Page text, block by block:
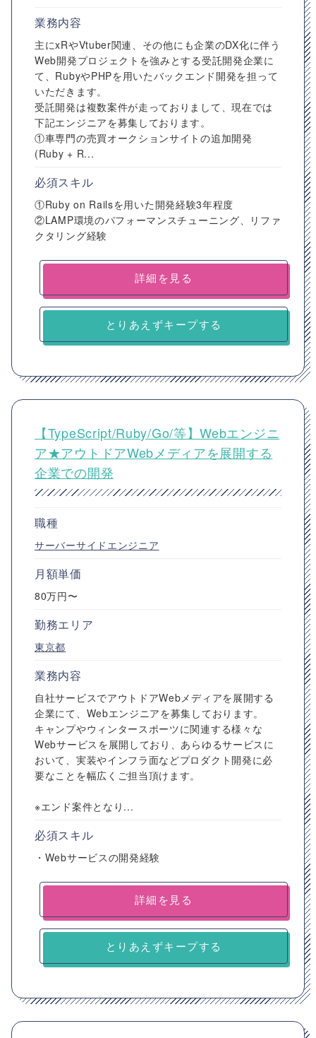
業務内容
主にxRやVtuber関連、その他にも企業のDX化に伴う
Web開発プロジェクトを強みとする受託開発企業に
て、RubyやPHPを用いたバックエンド開発を担って
いただきます。
受託開発は複数案件が走っておりまして、現在では
下記エンジニアを募集しております。
①車専門の売買オークションサイトの追加開発
(Ruby + R...
必須スキル
①Ruby on Railsを用いた開発経験3年程度
②LAMP環境のパフォーマンスチューニング、リファ
クタリング経験
詳細を見る
とりあえずキープする
【TypeScript/Ruby/Go/等】Webエンジニ
ア★アウトドアWebメディアを展開する
企業での開発
職種
サーバーサイドエンジニア
月額単価
80万円〜
勤務エリア
東京都
業務内容
自社サービスでアウトドアWebメディアを展開する
企業にて、Webエンジニアを募集しております。
キャンプやウィンタースポーツに関連する様々な
Webサービスを展開しており、あらゆるサービスに
おいて、実装やインフラ面などプロダクト開発に必
要なことを幅広くご担当頂けます。
※エンド案件となり...
必須スキル
・Webサービスの開発経験
詳細を見る
とりあえずキープする